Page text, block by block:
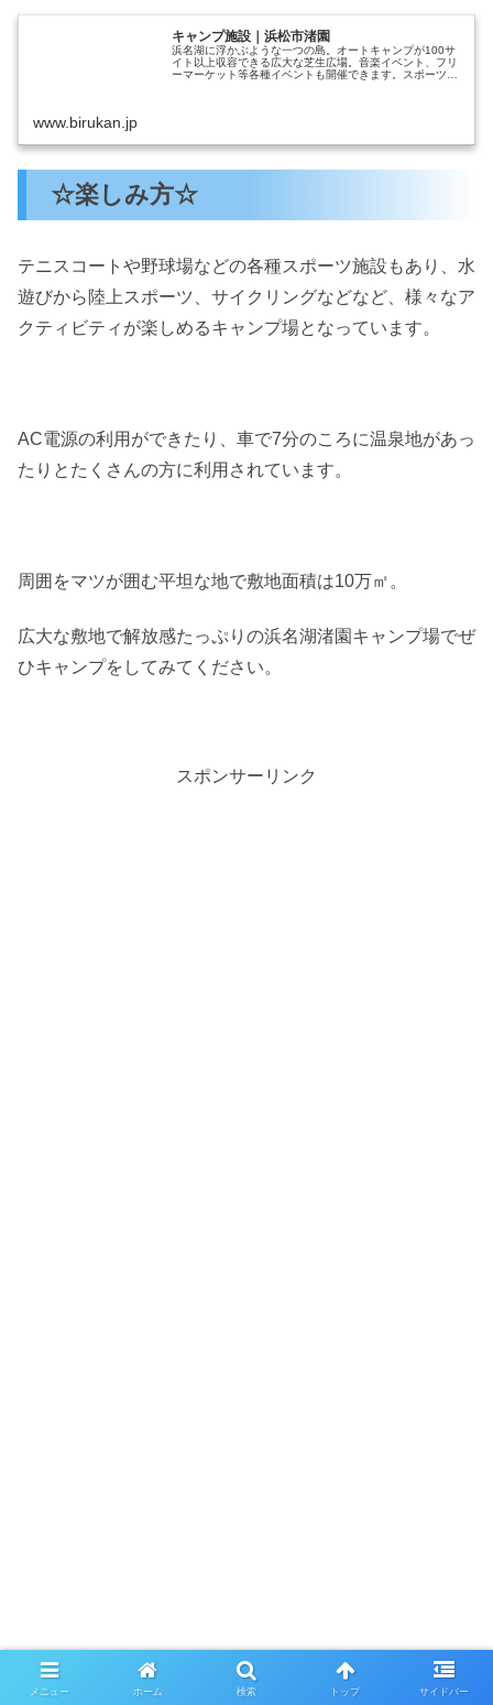
キャンプ施設｜浜松市渚園
浜名湖に浮かぶような一つの島。オートキャンプが100サ
イト以上収容できる広大な芝生広場。音楽イベント、フリ
ーマーケット等各種イベントも開催できます。スポーツ施
www.birukan.jp
☆楽しみ方☆
テニスコートや野球場などの各種スポーツ施設もあり、水
遊びから陸上スポーツ、サイクリングなどなど、様々なア
クティビティが楽しめるキャンプ場となっています。
AC電源の利用ができたり、車で7分のころに温泉地があっ
たりとたくさんの方に利用されています。
周囲をマツが囲む平坦な地で敷地面積は10万㎡。
広大な敷地で解放感たっぷりの浜名湖渚園キャンプ場でぜ
ひキャンプをしてみてください。
スポンサーリンク
メニュー ホーム 検索 トップ サイドバー